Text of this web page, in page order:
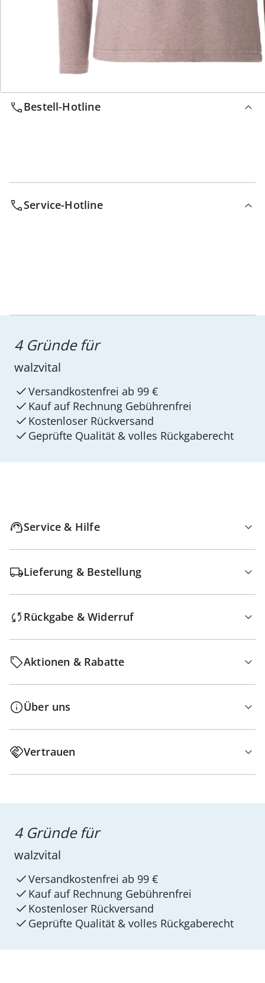
Wir sind für Sie da
Bestell-Hotline
Service-Hotline
4 Gründe für
walzvital
Versandkostenfrei ab 99 €
Kauf auf Rechnung Gebührenfrei
Kostenloser Rückversand
Geprüfte Qualität & volles Rückgaberecht
Service & Hilfe
Lieferung & Bestellung
Rückgabe & Widerruf
Aktionen & Rabatte
Über uns
Vertrauen
4 Gründe für
walzvital
Versandkostenfrei ab 99 €
Kauf auf Rechnung Gebührenfrei
Kostenloser Rückversand
Geprüfte Qualität & volles Rückgaberecht